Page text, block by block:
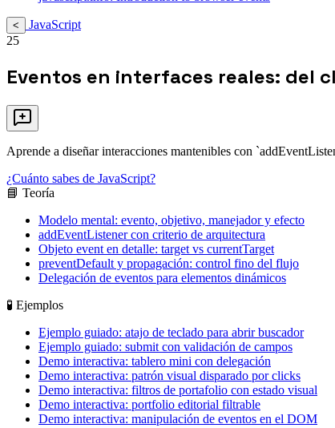
<
JavaScript
25
Eventos en interfaces reales: del
Aprende a diseñar interacciones mantenibles con
¿Cuánto sabes de JavaScript?
📘 Teoría
Modelo mental: evento, objetivo, manejador y efecto
addEventListener con criterio de arquitectura
Objeto event en detalle: target vs currentTarget
preventDefault y propagación: control fino del flujo
Delegación de eventos para elementos dinámicos
🧪 Ejemplos
Ejemplo guiado: atajo de teclado para abrir buscador
Ejemplo guiado: submit con validación de campos
Demo interactiva: tablero mini con delegación
Demo interactiva: patrón visual disparado por clicks
Demo interactiva: filtros de portafolio con estado visual
Demo interactiva: portfolio editorial filtrable
Demo interactiva: manipulación de eventos en el DOM